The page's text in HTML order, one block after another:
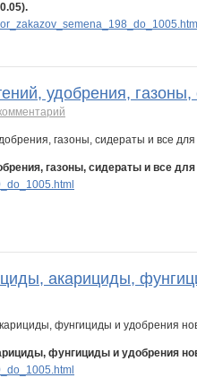
удобрения,
газоны, сидераты и все
акарициды,
фунгициды и удобрения